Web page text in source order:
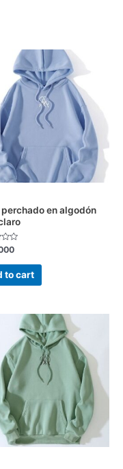
perchado en algodón
to cart